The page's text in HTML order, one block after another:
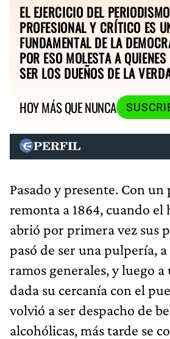
EL EJERCICIO DEL PERIODISMO
PROFESIONAL Y CRÍTICO ES
FUNDAMENTAL DE LA
POR ESO MOLESTA A QUIENES
SER LOS DUEÑOS DE LA
HOY MÁS QUE NUNCA
Pasado y presente. Con un
remonta a 1864, cuando
abrió por primera vez sus
pasó de ser una pulpería,
ramos generales, y luego
dada su cercanía con el
volvió a ser despacho de
alcohólicas, más tarde se